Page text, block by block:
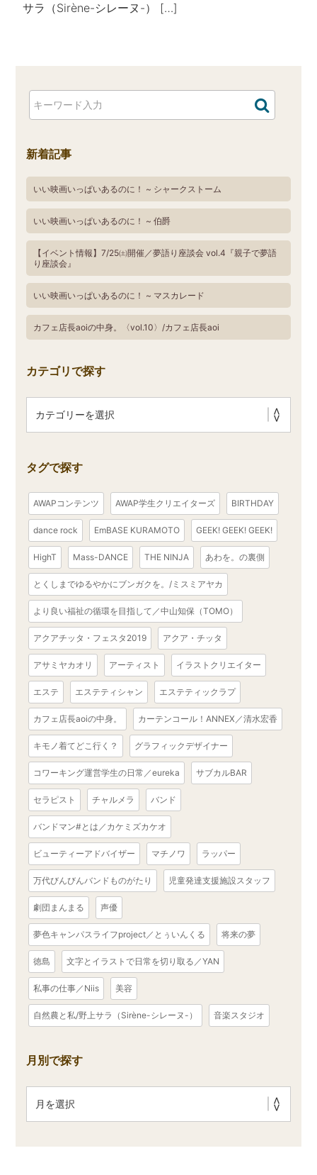
サラ（Sirène-シレーヌ-） […]
新着記事
いい映画いっぱいあるのに！ ~ シャークストーム
いい映画いっぱいあるのに！ ~ 伯爵
【イベント情報】7/25㈯開催／夢語り座談会 vol.4『親子で夢語
り座談会』
いい映画いっぱいあるのに！ ~ マスカレード
カフェ店長aoiの中身。〈vol.10〉/カフェ店長aoi
カテゴリで探す
タグで探す
AWAPコンテンツ AWAP学生クリエイターズ BIRTHDAY
dance rock EmBASE KURAMOTO GEEK! GEEK! GEEK!
HighT Mass-DANCE THE NINJA あわを。の裏側
とくしまでゆるやかにブンガクを。/ミスミアヤカ
より良い福祉の循環を目指して／中山知保（TOMO）
アクアチッタ・フェスタ2019 アクア・チッタ
アサミヤカオリ アーティスト イラストクリエイター
エステ エステティシャン エステティックラプ
カフェ店長aoiの中身。 カーテンコール！ANNEX／清水宏香
キモノ着てどこ行く？ グラフィックデザイナー
コワーキング運営学生の日常／eureka サブカルBAR
セラピスト チャルメラ バンド
バンドマン#とは／カケミズカケオ
ビューティーアドバイザー マチノワ ラッパー
万代びんびんバンドものがたり 児童発達支援施設スタッフ
劇団まんまる 声優
夢色キャンパスライフproject／とぅいんくる 将来の夢
徳島 文字とイラストで日常を切り取る／YAN
私事の仕事／Niis 美容
自然農と私/野上サラ（Sirène-シレーヌ-） 音楽スタジオ
月別で探す